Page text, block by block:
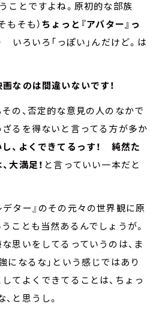
ことですよね。原初的な部族
もそも）ちょっと『アバター』っ
） いろいろ「っぽい」んだけど。は
なのは間違いないです！
の、否定的な意見の人のなかで
ざるを得ないと言ってる方が多か
、よくできてるっす！ 純然た
大満足！ と言っていい一本だと
ター』のその元々の世界観に原
ことも当然あるんでしょうが。
思いをしてるっていうのは、ま
になるな」という感じではあり
てよくできてることは、ちょっ
と思うし。